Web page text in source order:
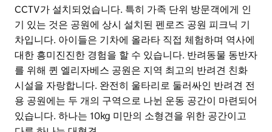
CCTV가 설치되었습니다. 특히 가족 단위 방문객에게 인
기 있는 것은 공원에 상시 설치된 펜로즈 공원 피크닉 기
차입니다. 아이들은 기차에 올라타 직접 체험하며 역사에
대한 흥미진진한 경험을 할 수 있습니다. 반려동물 동반자
를 위해 퀸 엘리자베스 공원은 지역 최고의 반려견 친화
시설을 자랑합니다. 완전히 울타리로 둘러싸인 반려견 전
용 공원에는 두 개의 구역으로 나뉜 운동 공간이 마련되어
있습니다. 하나는 10kg 미만의 소형견을 위한 공간이고